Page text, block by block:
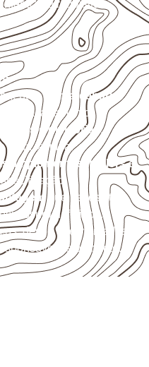
ou requisitos
de
marcenaria
e acabamento.
pisos e divisórias ,
ficha técnica.
implementos, trailers e
que necessitam
definidos.
desde que validados
pelo projeto.